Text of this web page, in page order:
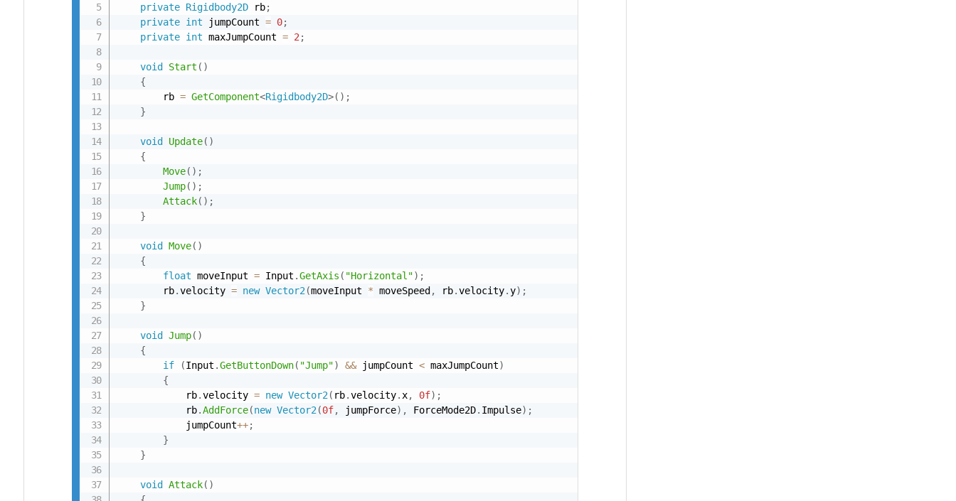
private Rigidbody2D rb;
private int jumpCount = 0;
private int maxJumpCount = 2;
void Start ( )
{
        rb
= GetComponent<Rigidbody2D>( ) ;
}
void Update( )
{
Move( ) ;
Jump( ) ;
Attack( ) ;
}
void Move( )
{
float moveInput = Input .GetAxis ( "Horizontal") ;
        rb
.velocity = new Vector2(moveInput * moveSpeed , rb.velocity.y) ;
}
void Jump( )
{
if
(Input .GetButtonDown( "Jump") && jumpCount < maxJumpCount)
{
            rb
.velocity = new Vector2( rb.velocity.x, 0f) ;
            rb
.AddForce(new Vector2(0f, jumpForce) , ForceMode2D. Impulse) ;
            jumpCount
++;
}
}
void Attack( )